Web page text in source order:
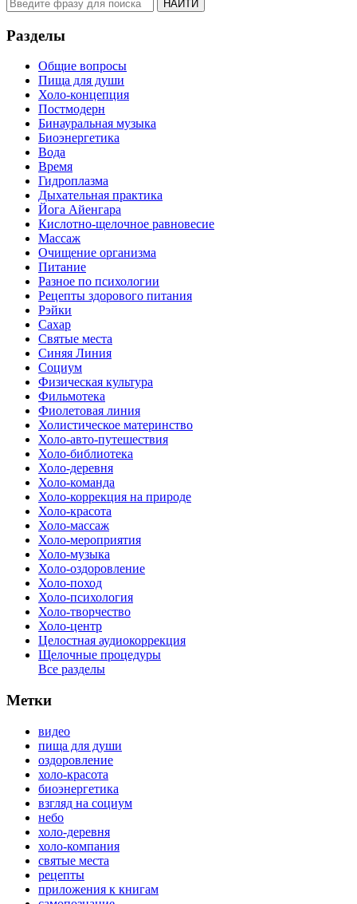
Разделы
Общие вопросы
Пища для души
Холо-концепция
Постмодерн
Бинауральная музыка
Биоэнергетика
Вода
Время
Гидроплазма
Дыхательная практика
Йога Айенгара
Кислотно-щелочное равновесие
Массаж
Очищение организма
Питание
Разное по психологии
Рецепты здорового питания
Рэйки
Сахар
Святые места
Синяя Линия
Социум
Физическая культура
Фильмотека
Фиолетовая линия
Холистическое материнство
Холо-авто-путешествия
Холо-библиотека
Холо-деревня
Холо-команда
Холо-коррекция на природе
Холо-красота
Холо-массаж
Холо-мероприятия
Холо-музыка
Холо-оздоровление
Холо-поход
Холо-психология
Холо-творчество
Холо-центр
Целостная аудиокоррекция
Щелочные процедуры
Все разделы
Метки
видео
пища для души
оздоровление
холо-красота
биоэнергетика
взгляд на социум
небо
холо-деревня
холо-компания
святые места
рецепты
приложения к книгам